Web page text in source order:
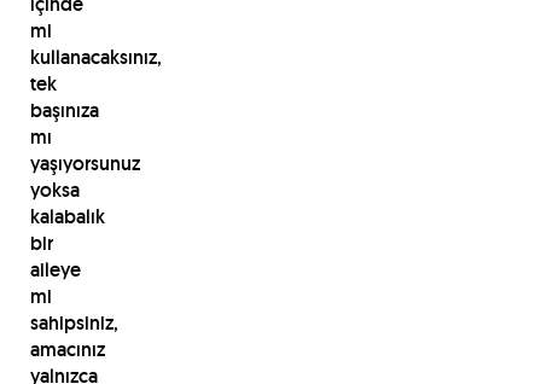
mi
kullanacaksınız,
tek
başınıza
mı
yaşıyorsunuz
yoksa
kalabalık
bir
aileye
mi
sahipsiniz,
amacınız
yalnızca